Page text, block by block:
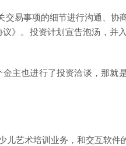
易事项的细节进行沟通、协
》。投资计划宣告泡汤，并
主也进行了投资洽谈，那就
艺术培训业务，和交互软件